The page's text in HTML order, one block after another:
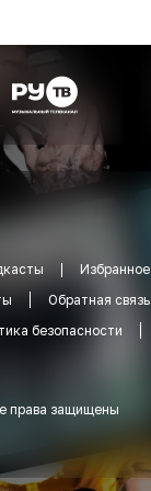
Избранное
Обратная связь
безопасности
права защищены